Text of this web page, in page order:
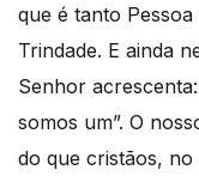
que é tanto
Trindade. E ainda
Senhor
somos um”. O
do que cristãos,